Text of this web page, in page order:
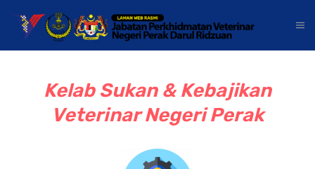
Kelab Sukan & Kebajikan
Veterinar Negeri Perak